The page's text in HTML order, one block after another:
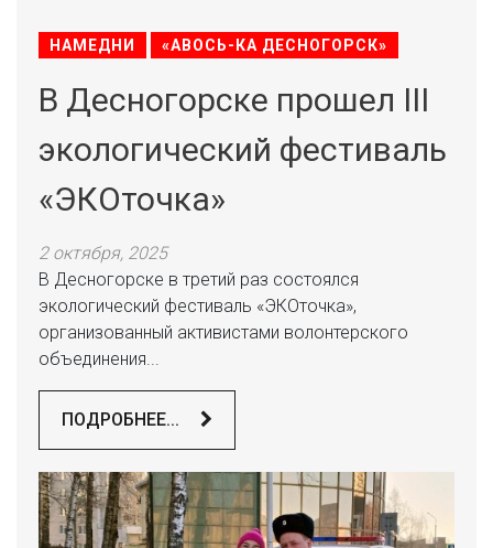
НАМЕДНИ «АВОСЬ-КА ДЕСНОГОРСК»
В Десногорске прошел III
экологический фестиваль
«ЭКОточка»
2 октября, 2025
В Десногорске в третий раз состоялся
экологический фестиваль «ЭКОточка»,
организованный активистами волонтерского
объединения...
ПОДРОБНЕЕ...